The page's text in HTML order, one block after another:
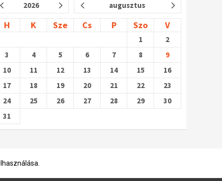
2026 augusztus
H K Sze Cs P Szo V
1
2
3
4 5 6 7 8
9
10
11 12 13 14 15
16
17
18 19 20 21 22
23
24
25 26 27 28 29
30
31